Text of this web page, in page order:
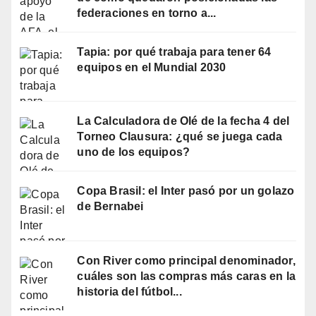
federaciones en torno a...
Tapia: por qué trabaja para tener 64
equipos en el Mundial 2030
La Calculadora de Olé de la fecha 4 del
Torneo Clausura: ¿qué se juega cada
uno de los equipos?
Copa Brasil: el Inter pasó por un golazo
de Bernabei
Con River como principal denominador,
cuáles son las compras más caras en la
historia del fútbol...